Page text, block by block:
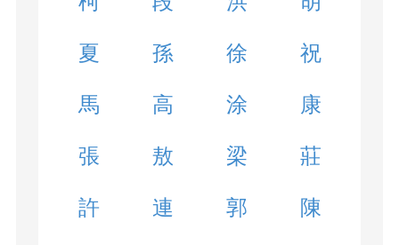
夏 孫 徐 祝
馬 高 涂 康
張 敖 梁 莊
許 連 郭 陳